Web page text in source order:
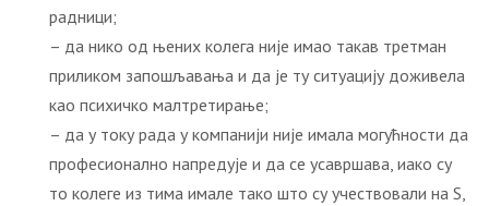
радници;
– да нико од њених колега није имао такав третман
приликом запошљавања и да је ту ситуацију доживела
као психичко малтретирање;
– да у току рада у компанији није имала могућности да
професионално напредује и да се усавршава, иако су
то колеге из тима имале тако што су учествовали на S,